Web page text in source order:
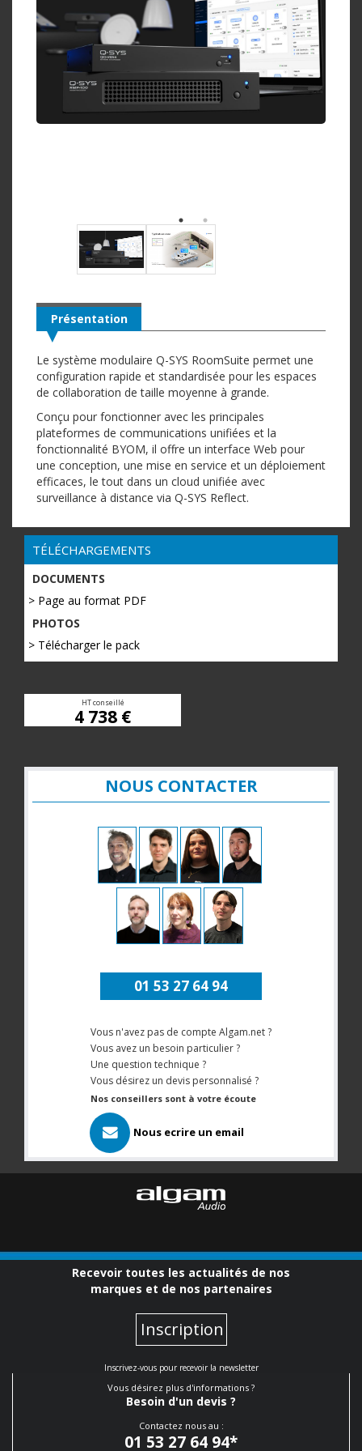
Présentation
Le système modulaire Q-SYS RoomSuite permet une
configuration rapide et standardisée pour les espaces
de collaboration de taille moyenne à grande.
Conçu pour fonctionner avec les principales
plateformes de communications unifiées et la
fonctionnalité BYOM, il offre un interface Web pour
une conception, une mise en service et un déploiement
efficaces, le tout dans un cloud unifiée avec
surveillance à distance via Q-SYS Reflect.
TÉLÉCHARGEMENTS
DOCUMENTS
> Page au format PDF
PHOTOS
> Télécharger le pack
HT conseillé
4 738 €
NOUS CONTACTER
01 53 27 64 94
Vous n'avez pas de compte Algam.net ?
Vous avez un besoin particulier ?
Une question technique ?
Vous désirez un devis personnalisé ?
Nos conseillers sont à votre écoute
Nous ecrire un email
Recevoir toutes les actualités de nos
marques et de nos partenaires
Inscription
Inscrivez-vous pour recevoir la newsletter
Vous désirez plus d'informations ?
Besoin d'un devis ?
Contactez nous au :
01 53 27 64 94*